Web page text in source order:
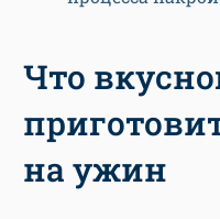
Что
на ужин